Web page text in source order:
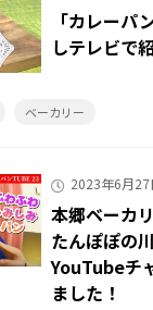
「カレーパ
しテレビで
ベーカリー
2023年6月27
本郷ベーカ
たんぽぽの
YouTubeチ
ました！